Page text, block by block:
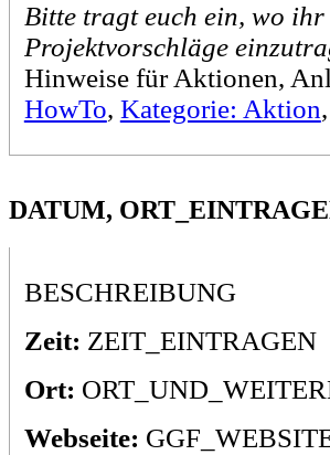
Bitte tragt euch ein, wo
Projektvorschläge
Hinweise für Aktionen,
HowTo, Kategorie: Aktion,
DATUM,
BESCHREIBUNG
Zeit: ZEIT_EINTRAGEN
Ort:
Webseite: